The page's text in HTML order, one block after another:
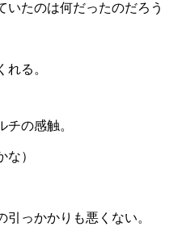
いたのは何だったのだろう
る。
の感触。
な）
引っかかりも悪くない。